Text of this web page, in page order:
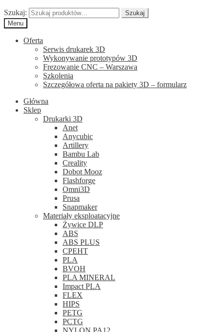
Szukaj:
Szukaj
Menu
Oferta
Serwis drukarek 3D
Wykonywanie prototypów 3D
Frezowanie CNC – Warszawa
Szkolenia
Szczegółowa oferta na pakiety 3D – formularz
Główna
Sklep
Drukarki 3D
Anet
Anycubic
Artillery
Bambu Lab
Creality
Dobot Mooz
Flashforge
Omni3D
Prusa
Snapmaker
Materiały eksploatacyjne
Żywice DLP
ABS
ABS PLUS
CPEHT
PLA
BVOH
PLA MINERAL
Impact PLA
FLEX
HIPS
PETG
PCTG
NYLON PA12